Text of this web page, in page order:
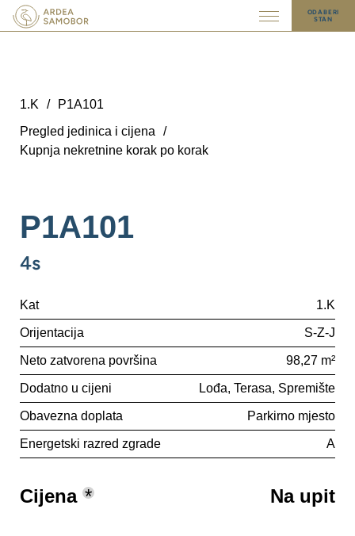
1.K /
P1A101
Pregled jedinica i cijena
/
Kupnja nekretnine korak po korak
P1A101
4s
Kat 1.K
Orijentacija S-Z-J
Neto zatvorena površina 98,27 m²
Dodatno u cijeni Lođa Terasa Spremište
Obavezna doplata Parkirno mjesto
Energetski razred zgrade A
Cijena * Na upit
ODABERI
STAN